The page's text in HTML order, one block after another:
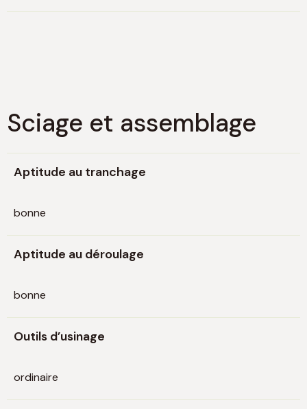
Sciage et assemblage
Aptitude au tranchage
bonne
Aptitude au déroulage
bonne
Outils d’usinage
ordinaire